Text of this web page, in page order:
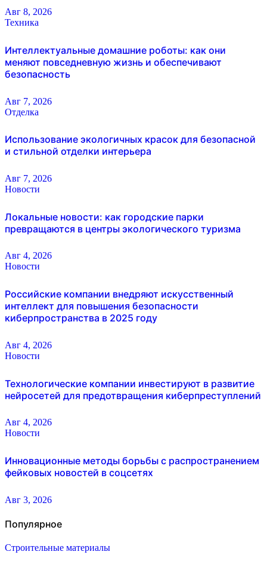
Авг 8, 2026
Техника
Интеллектуальные домашние роботы: как они
меняют повседневную жизнь и обеспечивают
безопасность
Авг 7, 2026
Отделка
Использование экологичных красок для безопасной
и стильной отделки интерьера
Авг 7, 2026
Новости
Локальные новости: как городские парки
превращаются в центры экологического туризма
Авг 4, 2026
Новости
Российские компании внедряют искусственный
интеллект для повышения безопасности
киберпространства в 2025 году
Авг 4, 2026
Новости
Технологические компании инвестируют в развитие
нейросетей для предотвращения киберпреступлений
Авг 4, 2026
Новости
Инновационные методы борьбы с распространением
фейковых новостей в соцсетях
Авг 3, 2026
Популярное
Строительные материалы